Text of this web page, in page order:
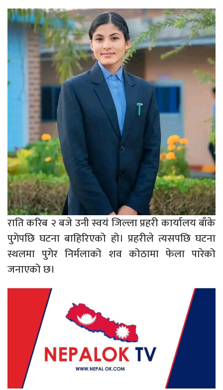
राति करिब २ बजे उनी स्वयं जिल्ला प्रहरी कार्यालय बाँके
पुगेपछि घटना बाहिरिएको हो। प्रहरीले त्यसपछि घटना
स्थलमा पुगेर निर्मलाको शव कोठामा फेला पारेको
जनाएको छ।